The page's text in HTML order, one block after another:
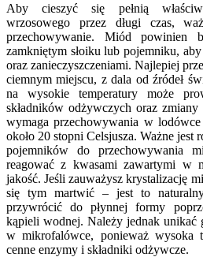
Aby cieszyć się pełnią
wrzosowego przez długi czas,
przechowywanie. Miód powinien
zamkniętym słoiku lub pojemniku,
oraz zanieczyszczeniami. Najlepiej
ciemnym miejscu, z dala od źródeł
na wysokie temperatury może
składników odżywczych oraz
wymaga przechowywania w
około 20 stopni Celsjusza. Ważne
pojemników do przechowywania
reagować z kwasami zawartymi w
jakość. Jeśli zauważysz krystalizację
się tym martwić – jest to
przywrócić do płynnej formy
kąpieli wodnej. Należy jednak unikać
w mikrofalówce, ponieważ wysoka
cenne enzymy i składniki odżywcze.